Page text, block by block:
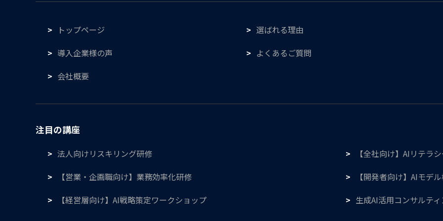
トップページ 選ばれる理由
導入企業様の声
よくあるご質問
会社概要
注目の講座
法人向けリスキリング研修
【全社向け】AIリテラ
【営業・企画職向け】業務効率化研修
【開発者向け】AIモデ
【経営層向け】AI戦略策定ワークショップ
生成AI活用コンサルテ